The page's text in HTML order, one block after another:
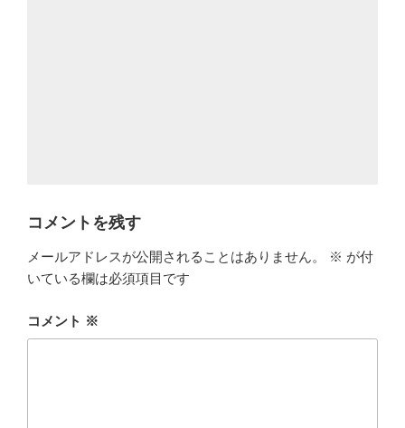
コメントを残す
メールアドレスが公開されることはありません。 ※ が付
いている欄は必須項目です
コメント ※